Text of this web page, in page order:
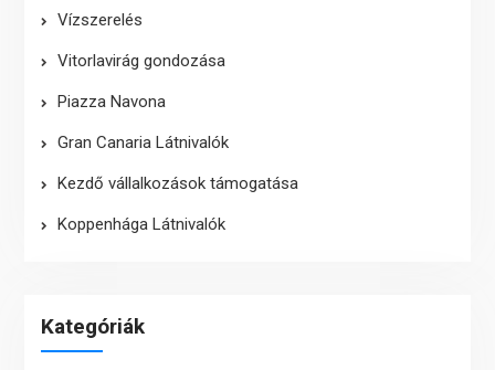
Vízszerelés
Vitorlavirág gondozása
Piazza Navona
Gran Canaria Látnivalók
Kezdő vállalkozások támogatása
Koppenhága Látnivalók
Kategóriák